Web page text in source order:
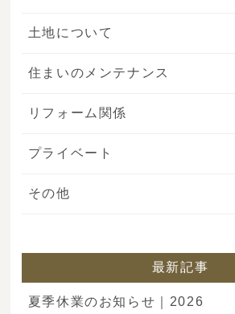
土地について
住まいのメンテナンス
リフォーム関係
プライベート
その他
最新記事
夏季休業のお知らせ｜2026